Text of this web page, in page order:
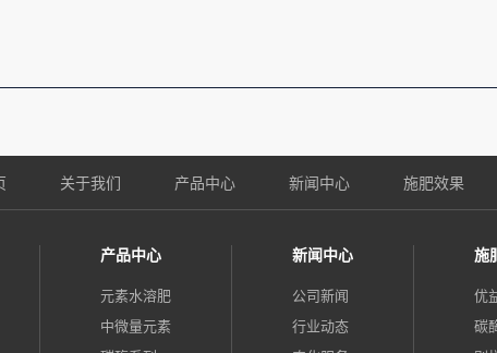
关于我们 产品中心 新闻中心 施肥效果
产品中心
元素水溶肥
中微量元素
新闻中心
公司新闻
行业动态
施
优
碳